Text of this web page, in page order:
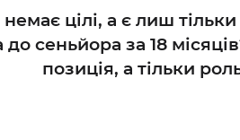
немає цілі, а є лиш
до сеньйора за 18
позиція, а тільки